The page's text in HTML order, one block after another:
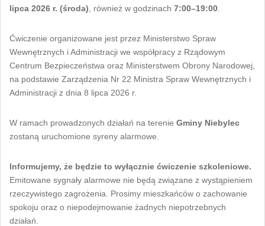
lipca 2026 r. (środa) , również w godzinach 7:00–19:00
Ćwiczenie organizowane jest przez Ministerstwo Spraw
Wewnętrznych i Administracji we współpracy z Rządowym
Centrum Bezpieczeństwa oraz Ministerstwem Obrony Narodowej,
na podstawie Zarządzenia Nr 22 Ministra Spraw Wewnętrznych i
Administracji z dnia 8 lipca 2026 r.
W ramach prowadzonych działań na terenie Gminy Niebylec
zostaną uruchomione syreny alarmowe.
Informujemy, że będzie to wyłącznie ćwiczenie szkoleniowe.
Emitowane sygnały alarmowe nie będą związane z wystąpieniem
rzeczywistego zagrożenia. Prosimy mieszkańców o zachowanie
spokoju oraz o niepodejmowanie żadnych niepotrzebnych
działań.